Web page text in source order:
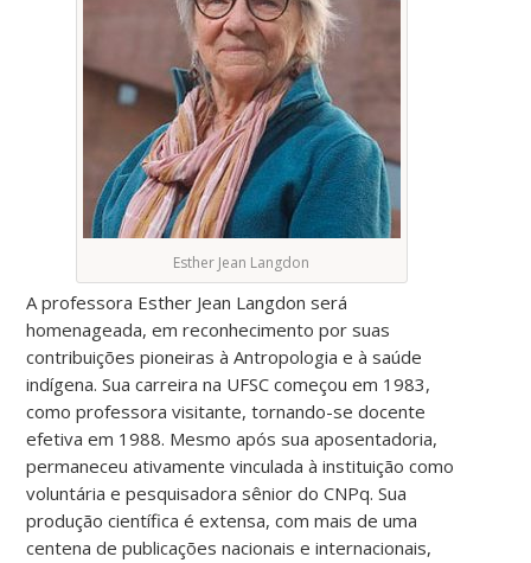
Esther Jean Langdon
A professora Esther Jean Langdon será
homenageada, em reconhecimento por suas
contribuições pioneiras à Antropologia e à saúde
indígena. Sua carreira na UFSC começou em 1983,
como professora visitante, tornando-se docente
efetiva em 1988. Mesmo após sua aposentadoria,
permaneceu ativamente vinculada à instituição como
voluntária e pesquisadora sênior do CNPq. Sua
produção científica é extensa, com mais de uma
centena de publicações nacionais e internacionais,